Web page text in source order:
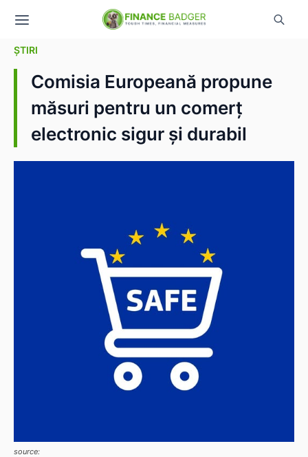
ȘTIRI
Comisia Europeană propune
măsuri pentru un comerț
electronic sigur și durabil
source: